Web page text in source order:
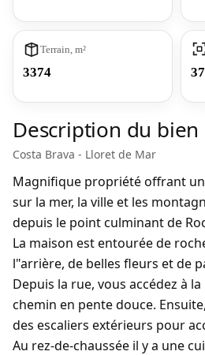
Terrain, m²
3374
Description du bien
Costa Brava - Lloret de Mar
Magnifique propriété offrant
sur la mer, la ville et les
depuis le point culminant de
La maison est entourée de
l"arrière, de belles fleurs et de
Depuis la rue, vous accédez à
chemin en pente douce.
des escaliers extérieurs pour
Au rez-de-chaussée il y a une